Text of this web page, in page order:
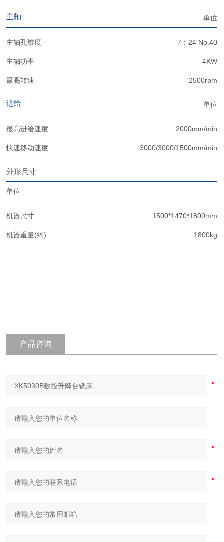
主轴 单位
主轴孔锥度 7：24 No.40
主轴功率 4KW
最高转速 2500rpm
进给 单位
最高进给速度 2000mm/min
快速移动速度 3000/3000/1500mm/min
外形尺寸
单位
机器尺寸 1500*1470*1800mm
机器重量(约) 1800kg
产品咨询